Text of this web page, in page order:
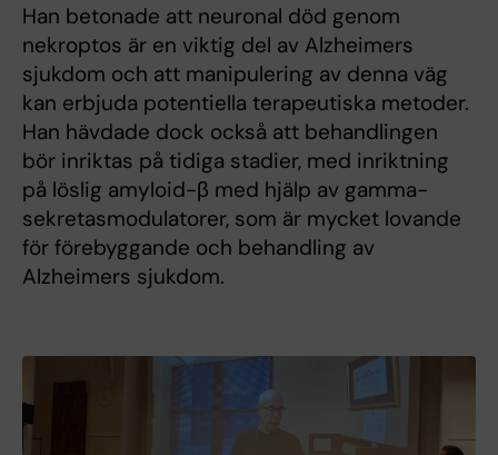
Han betonade att neuronal död genom
nekroptos är en viktig del av Alzheimers
sjukdom och att manipulering av denna väg
kan erbjuda potentiella terapeutiska metoder.
Han hävdade dock också att behandlingen
bör inriktas på tidiga stadier, med inriktning
på löslig amyloid-β med hjälp av gamma-
sekretasmodulatorer, som är mycket lovande
för förebyggande och behandling av
Alzheimers sjukdom.